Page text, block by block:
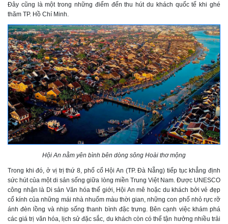
Đây cũng là một trong những điểm đến thu hút du khách quốc tế khi ghé
thăm TP. Hồ Chí Minh.
Hội An nằm yên bình bên dòng sông Hoài thơ mộng
Trong khi đó, ở vị trị thứ 8, phố cổ Hội An (TP. Đà Nẵng) tiếp tục khẳng định
sức hút của một di sản sống giữa lòng miền Trung Việt Nam. Được UNESCO
công nhận là Di sản Văn hóa thế giới, Hội An mê hoặc du khách bởi vẻ đẹp
cổ kính của những mái nhà nhuốm màu thời gian, những con phố nhỏ rực rỡ
ánh đèn lồng và nhịp sống thanh bình đặc trưng. Bên cạnh việc khám phá
các giá trị văn hóa, lịch sử đặc sắc, du khách còn có thể tận hưởng nhiều trải